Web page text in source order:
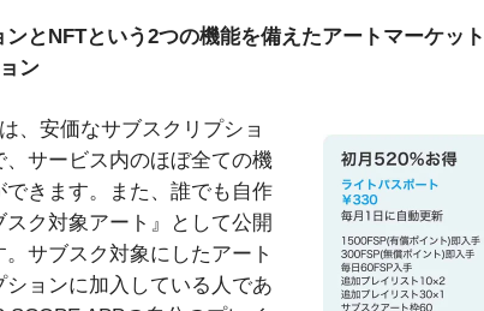
とNFTという2つの機能を備えたアートマーケット
ン
、安価なサブスクリプショ
、サービス内のほぼ全ての機
きます。また、誰でも自作
ク対象アート』として公開
サブスク対象にしたアート
ションに加入している人であ